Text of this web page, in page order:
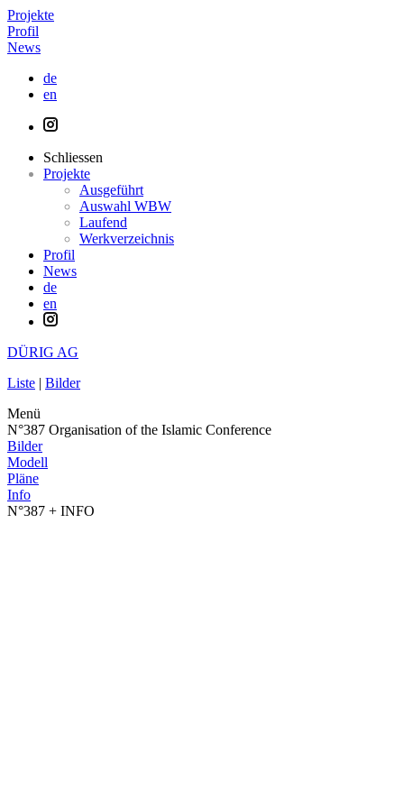
Projekte
Profil
News
de
en
Schliessen
Projekte
Ausgeführt
Auswahl WBW
Laufend
Werkverzeichnis
Profil
News
de
en
DÜRIG AG
Liste | Bilder
Menü
N°387 Organisation of the Islamic Conference
Bilder
Modell
Pläne
Info
N°387 + INFO